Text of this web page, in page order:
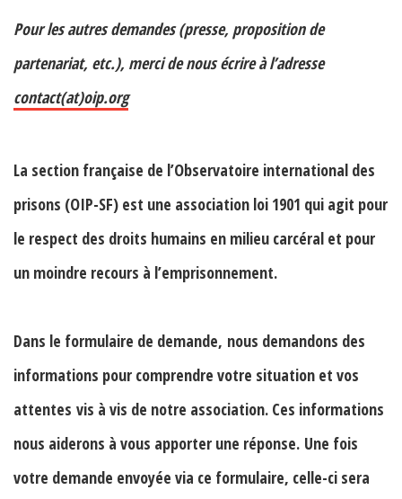
Pour les autres demandes (presse, proposition de
partenariat, etc.), merci de nous écrire à l’adresse
contact(at)oip.org
La section française de l’Observatoire international des
prisons (OIP-SF) est une association loi 1901 qui agit pour
le respect des droits humains en milieu carcéral et pour
un moindre recours à l’emprisonnement.
Dans le formulaire de demande, nous demandons des
informations pour comprendre votre situation et vos
attentes vis à vis de notre association. Ces informations
nous aiderons à vous apporter une réponse. Une fois
votre demande envoyée via ce formulaire, celle-ci sera